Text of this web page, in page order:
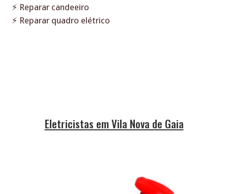
⚡ Reparar candeeiro
⚡ Reparar quadro elétrico
Eletricistas em Vila Nova de Gaia